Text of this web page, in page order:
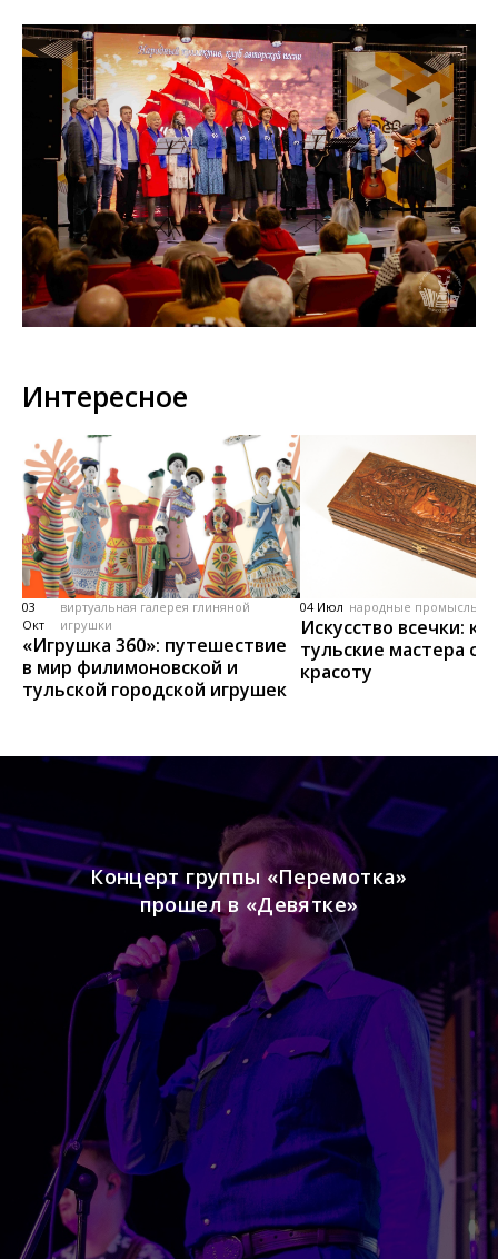
Интересное
03
Окт
виртуальная галерея глиняной
игрушки
«Игрушка 360»: путешествие
в мир филимоновской и
тульской городской игрушек
04 Июл народные промыслы,
Искусство всечки: как
тульские мастера
красоту
Концерт группы «Перемотка»
прошел в «Девятке»